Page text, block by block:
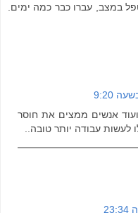
במצב, עברו כבר כמה ימים.
אנשים ממצים את חוסר
עבודה יותר טובה..